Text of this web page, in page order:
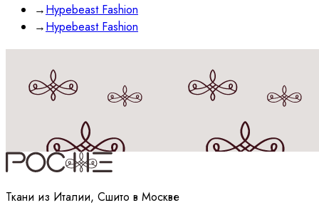
→Hypebeast Fashion
→Hypebeast Fashion
Принимаюполитикуобработки данных
Ткани из Италии, Сшито в Москве